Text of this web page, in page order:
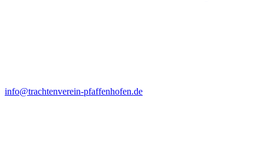
info@trachtenverein-pfaffenhofen.de